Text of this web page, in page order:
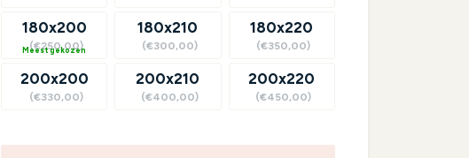
180x200
(€250,00)
?
200x200
(€330,00)
180x210
(€300,00)
200x210
(€400,00)
180x220
(€350,00)
200x220
(€450,00)